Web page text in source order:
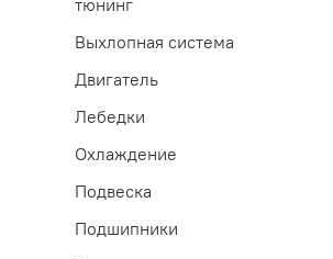
Выхлопная система
Двигатель
Лебедки
Охлаждение
Подвеска
Подшипники